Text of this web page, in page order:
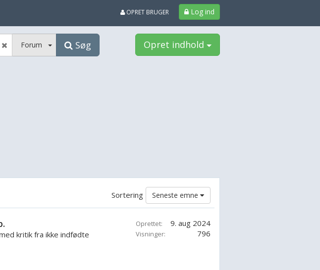
Log ind
OPRET BRUGER
Forum Søg Opret indhold
Seneste emne
Sortering
kritik fra ikke indfødte
Oprettet: 9. aug 2024
Visninger: 796